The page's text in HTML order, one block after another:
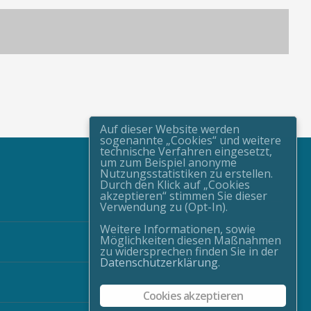
Auf dieser Website werden
sogenannte „Cookies“ und weitere
technische Verfahren eingesetzt,
um zum Beispiel anonyme
Nutzungsstatistiken zu erstellen.
Durch den Klick auf „Cookies
akzeptieren“ stimmen Sie dieser
Verwendung zu (Opt-In).
Weitere Informationen, sowie
Möglichkeiten diesen Maßnahmen
zu widersprechen finden Sie in der
Datenschutzerklärung.
Cookies akzeptieren